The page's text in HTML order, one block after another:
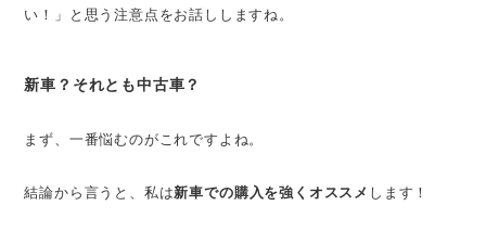
い！」と思う注意点をお話ししますね。
新車？それとも中古車？
まず、一番悩むのがこれですよね。
結論から言うと、私は新車での購入を強くオススメ します！